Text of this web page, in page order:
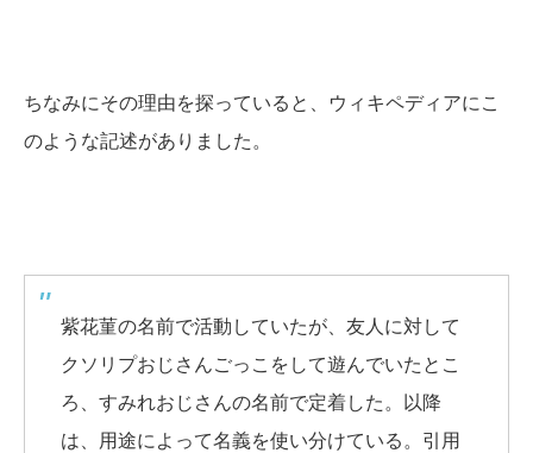
ちなみにその理由を探っていると、ウィキペディアにこ
のような記述がありました。
紫花菫の名前で活動していたが、友人に対して
クソリプおじさんごっこをして遊んでいたとこ
ろ、すみれおじさんの名前で定着した。以降
は、用途によって名義を使い分けている。引用